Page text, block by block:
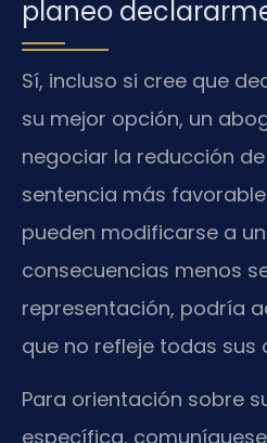
planeo
Sí, incluso si cree que
su mejor opción, un
negociar la reducción
sentencia más
pueden modificarse a
consecuencias menos
representación, podría
que no refleje todas sus
Para orientación sobre
específica,